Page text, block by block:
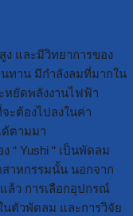
และมีวิทยาการของ
ทาน มีกำลังลมที่มากใน
ยัดพลังงานไฟฟ้า
ะต้องไปลงในค่า
ด้ตามมา
“ Yushi “ เป็นพัดลม
าหกรรมนั้น นอกจาก
ล้ว การเลือกอุปกรณ์
นตัวพัดลม และการวิจัย